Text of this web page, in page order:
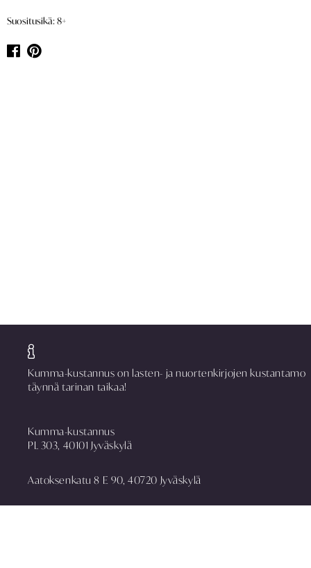
Suositusikä: 8+
Kumma-kustannus on lasten- ja nuortenkirjojen kustantamo
täynnä tarinan taikaa!
Kumma-kustannus
PL 303, 40101 Jyväskylä
Aatoksenkatu 8 E 90, 40720 Jyväskylä